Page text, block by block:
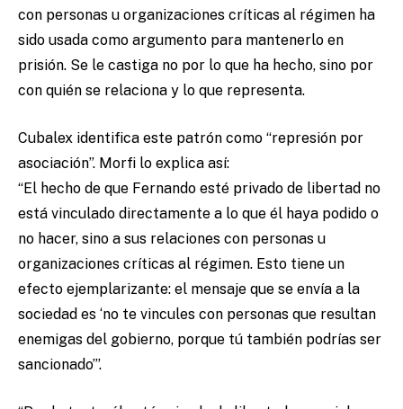
con personas u organizaciones críticas al régimen ha
sido usada como argumento para mantenerlo en
prisión. Se le castiga no por lo que ha hecho, sino por
con quién se relaciona y lo que representa.
Cubalex identifica este patrón como “represión por
asociación”. Morfi lo explica así:
“El hecho de que Fernando esté privado de libertad no
está vinculado directamente a lo que él haya podido o
no hacer, sino a sus relaciones con personas u
organizaciones críticas al régimen. Esto tiene un
efecto ejemplarizante: el mensaje que se envía a la
sociedad es ‘no te vincules con personas que resultan
enemigas del gobierno, porque tú también podrías ser
sancionado’”.